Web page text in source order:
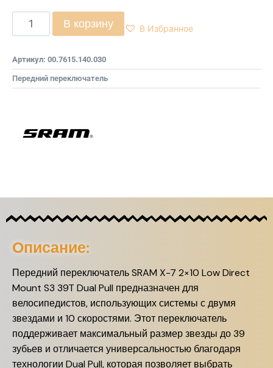
В корзину В Избранное
Артикул: 00.7615.140.030
Передний переключатель
Описание:
Передний переключатель SRAM X-7 2×10 Low Direct
Mount S3 39T Dual Pull предназначен для
велосипедистов, использующих системы с двумя
звездами и 10 скоростями. Этот переключатель
поддерживает максимальный размер звезды до 39
зубьев и отличается универсальностью благодаря
технологии Dual Pull, которая позволяет выбрать